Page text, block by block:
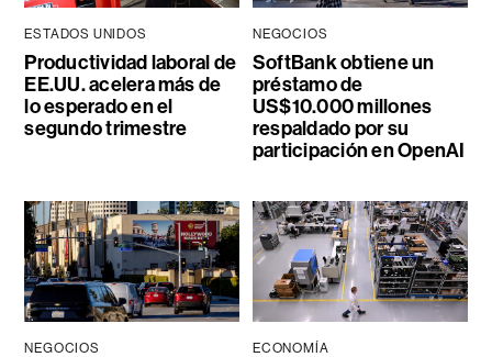
ESTADOS UNIDOS
Productividad laboral de
EE.UU. acelera más de
lo esperado en el
segundo trimestre
NEGOCIOS
SoftBank obtiene un
préstamo de
US$10.000 millones
respaldado por su
participación en OpenAI
NEGOCIOS ECONOMÍA